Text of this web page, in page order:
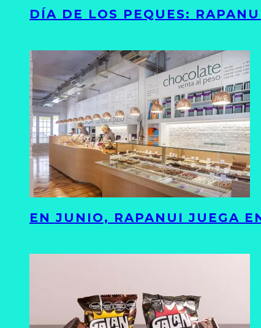
DÍA DE LOS PEQUES:
EN JUNIO, RAPANUI JUEGA